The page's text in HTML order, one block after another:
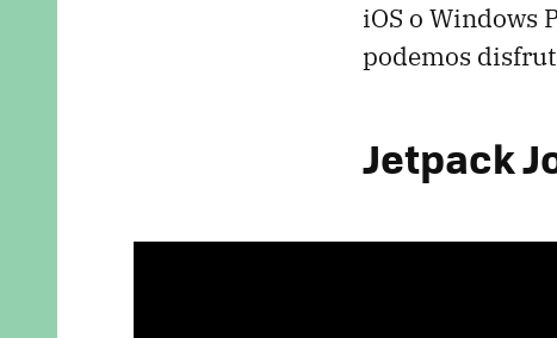
iOS o Windows
podemos
Jetpack